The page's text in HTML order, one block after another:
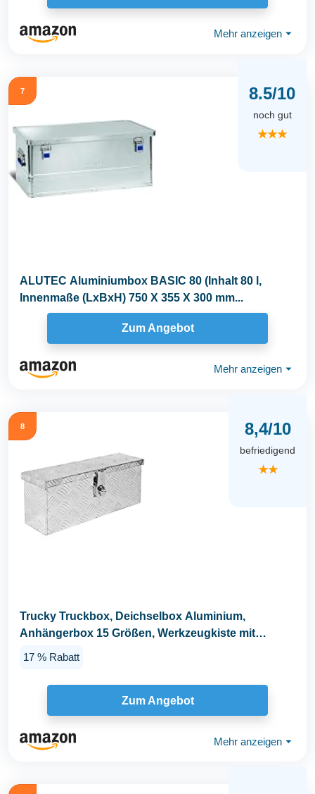
Mehr anzeigen ⏷
7 8.5/10
noch gut
★★★
ALUTEC Aluminiumbox BASIC 80 (Inhalt 80 l,
Innenmaße (LxBxH) 750 X 355 X 300 mm...
Zum Angebot
Mehr anzeigen ⏷
8 8,4/10
befriedigend
★★
Trucky Truckbox, Deichselbox Aluminium,
Anhängerbox 15 Größen, Werkzeugkiste mit
17 % Rabatt
Zum Angebot
Mehr anzeigen ⏷